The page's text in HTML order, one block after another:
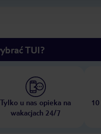
TUI?
Tylko u nas opieka na
wakacjach 24/7